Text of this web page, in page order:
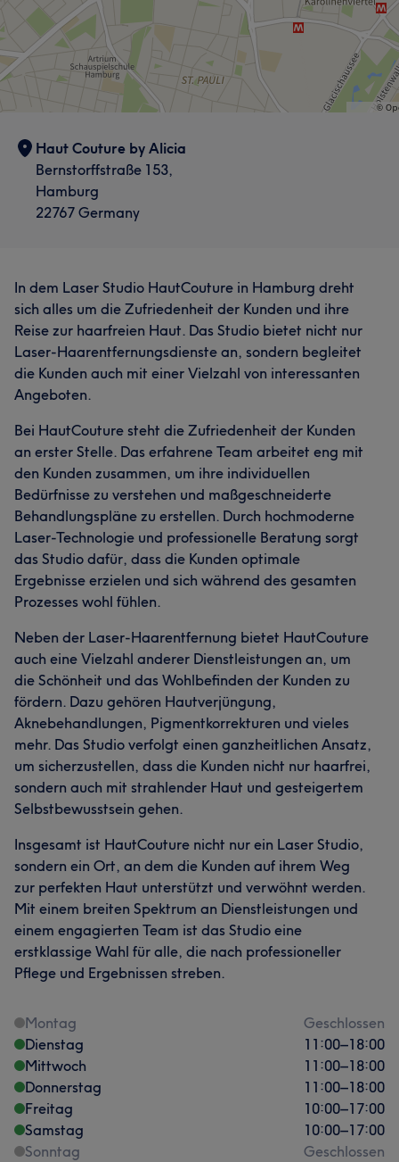
Was unsere Kunden über Alicia sagen
Professionell Sympathisch 14
Gründlich 9
Haut Couture by Alicia
Bernstorffstraße 153,
Hamburg
22767 Germany
In dem Laser Studio HautCouture in Hamburg dreht
sich alles um die Zufriedenheit der Kunden und ihre
Reise zur haarfreien Haut. Das Studio bietet nicht nur
Laser-Haarentfernungsdienste an, sondern begleitet
die Kunden auch mit einer Vielzahl von interessanten
Angeboten.
Bei HautCouture steht die Zufriedenheit der Kunden
an erster Stelle. Das erfahrene Team arbeitet eng mit
den Kunden zusammen, um ihre individuellen
Bedürfnisse zu verstehen und maßgeschneiderte
Behandlungspläne zu erstellen. Durch hochmoderne
Laser-Technologie und professionelle Beratung sorgt
das Studio dafür, dass die Kunden optimale
Ergebnisse erzielen und sich während des gesamten
Prozesses wohl fühlen.
Neben der Laser-Haarentfernung bietet HautCouture
auch eine Vielzahl anderer Dienstleistungen an, um
die Schönheit und das Wohlbefinden der Kunden zu
fördern. Dazu gehören Hautverjüngung,
Aknebehandlungen, Pigmentkorrekturen und vieles
mehr. Das Studio verfolgt einen ganzheitlichen Ansatz,
um sicherzustellen, dass die Kunden nicht nur haarfrei,
sondern auch mit strahlender Haut und gesteigertem
Selbstbewusstsein gehen.
Insgesamt ist HautCouture nicht nur ein Laser Studio,
sondern ein Ort, an dem die Kunden auf ihrem Weg
zur perfekten Haut unterstützt und verwöhnt werden.
Mit einem breiten Spektrum an Dienstleistungen und
einem engagierten Team ist das Studio eine
erstklassige Wahl für alle, die nach professioneller
Pflege und Ergebnissen streben.
Montag
Geschlossen
Dienstag
11:00–18:00
Mittwoch
11:00–18:00
Donnerstag
11:00–18:00
Freitag
10:00–17:00
Samstag
10:00–17:00
Sonntag
Geschlossen